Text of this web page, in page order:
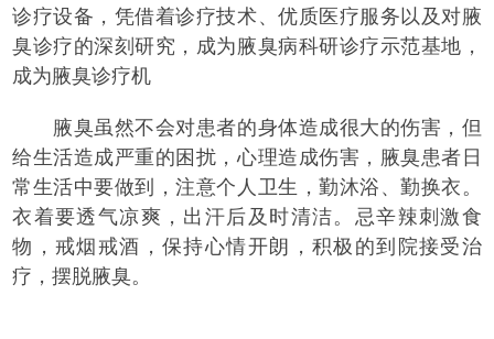
诊疗设备，凭借着诊疗技术、优质医疗服务以及对腋
臭诊疗的深刻研究，成为腋臭病科研诊疗示范基地，
成为腋臭诊疗机
腋臭虽然不会对患者的身体造成很大的伤害，但
给生活造成严重的困扰，心理造成伤害，腋臭患者日
常生活中要做到，注意个人卫生，勤沐浴、勤换衣。
衣着要透气凉爽，出汗后及时清洁。忌辛辣刺激食
物，戒烟戒酒，保持心情开朗，积极的到院接受治
疗，摆脱腋臭。